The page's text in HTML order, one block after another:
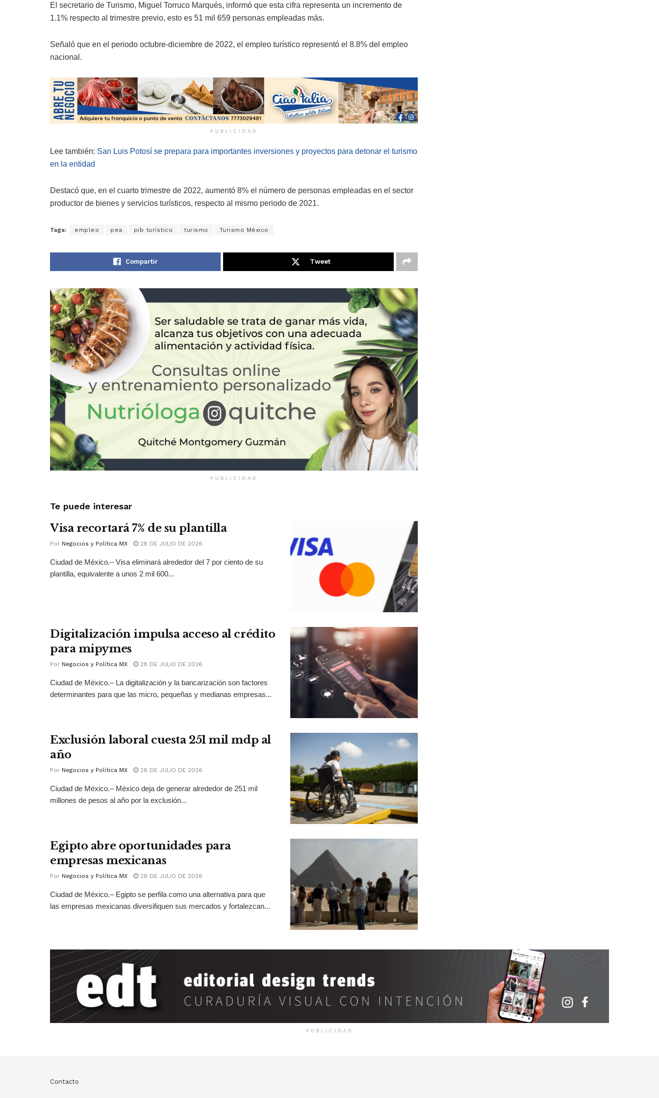
El secretario de Turismo, Miguel Torruco Marqués, informó que esta cifra representa un incremento de
1.1% respecto al trimestre previo, esto es 51 mil 659 personas empleadas más.
Señaló que en el periodo octubre-diciembre de 2022, el empleo turístico representó el 8.8% del empleo
nacional.
PUBLICIDAD
Lee también: San Luis Potosí se prepara para importantes inversiones y proyectos para detonar el turismo
en la entidad
Destacó que, en el cuarto trimestre de 2022, aumentó 8% el número de personas empleadas en el sector
productor de bienes y servicios turísticos, respecto al mismo periodo de 2021.
Tags: empleo pea pib turístico turismo Turismo México
Compartir Tweet
PUBLICIDAD
Te puede interesar
Visa recortará 7% de su plantilla
Por Negocios y Política MX 28 DE JULIO DE 2026
Ciudad de México.– Visa eliminará alrededor del 7 por ciento de su
plantilla, equivalente a unos 2 mil 600...
Digitalización impulsa acceso al crédito
para mipymes
Por Negocios y Política MX 28 DE JULIO DE 2026
Ciudad de México.– La digitalización y la bancarización son factores
determinantes para que las micro, pequeñas y medianas empresas...
Exclusión laboral cuesta 251 mil mdp al
año
Por Negocios y Política MX 28 DE JULIO DE 2026
Ciudad de México.– México deja de generar alrededor de 251 mil
millones de pesos al año por la exclusión...
Egipto abre oportunidades para
empresas mexicanas
Por Negocios y Política MX 28 DE JULIO DE 2026
Ciudad de México.– Egipto se perfila como una alternativa para que
las empresas mexicanas diversifiquen sus mercados y fortalezcan...
PUBLICIDAD
Contacto